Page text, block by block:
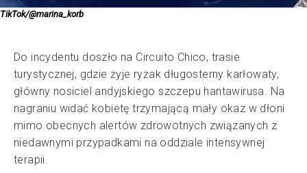
TikTok/@marina_korb
Do incydentu doszło na Circuito Chico, trasie
turystycznej, gdzie żyje ryżak długosterny karłowaty,
główny nosiciel andyjskiego szczepu hantawirusa. Na
nagraniu widać kobietę trzymającą mały okaz w dłoni
mimo obecnych alertów zdrowotnych związanych z
niedawnymi przypadkami na oddziale intensywnej
terapii.